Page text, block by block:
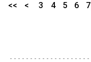
<< < 3 4 5 6 7